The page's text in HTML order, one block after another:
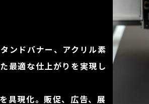
ンドバナー、アクリル素
最適な仕上がりを実現し
具現化。販促、広告、展